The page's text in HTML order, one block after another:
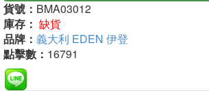
貨號： BMA03012
庫存： 缺貨
品牌： 義大利 EDEN 伊登
點擊數： 16791